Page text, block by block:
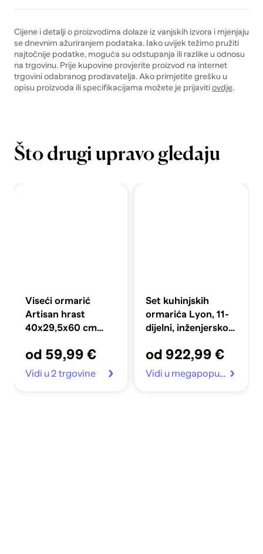
Cijene i detalji o proizvodima dolaze iz vanjskih izvora i mjenjaju
se dnevnim ažuriranjem podataka. Iako uvijek težimo pružiti
najtočnije podatke, moguća su odstupanja ili razlike u odnosu
na trgovinu. Prije kupovine provjerite proizvod na internet
trgovini odabranog prodavatelja. Ako primjetite grešku u
opisu proizvoda ili specifikacijama možete je prijavitiovdje.
Što drugi upravo gledaju
Viseći ormarić
Artisan hrast
40x29,5x60 cm
od 59,99 €
Vidi u 2 trgovine
Set kuhinjskih
ormarića Lyon, 11-
dijelni, inženjersko
od 922,99 €
Vidi u megapopust.hr